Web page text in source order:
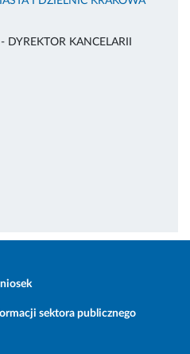
KANCELARII
sektora publicznego